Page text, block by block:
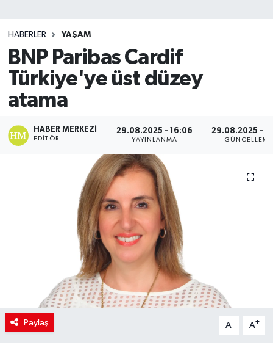
HABERLER YAŞAM
BNP Paribas Cardif
Türkiye'ye üst düzey
atama
HABER MERKEZI
EDITÖR
29.08.2025 - 16:06
YAYINLANMA
29.08.2025 -
GÜNCELLEME
Paylaş A- A+
Teknoloji
TRABZON